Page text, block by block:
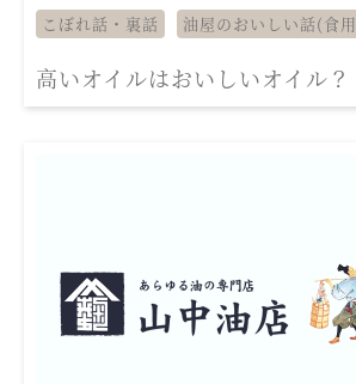
こぼれ話・裏話 油屋のおいしい話(食
高いオイルはおいしいオイル？